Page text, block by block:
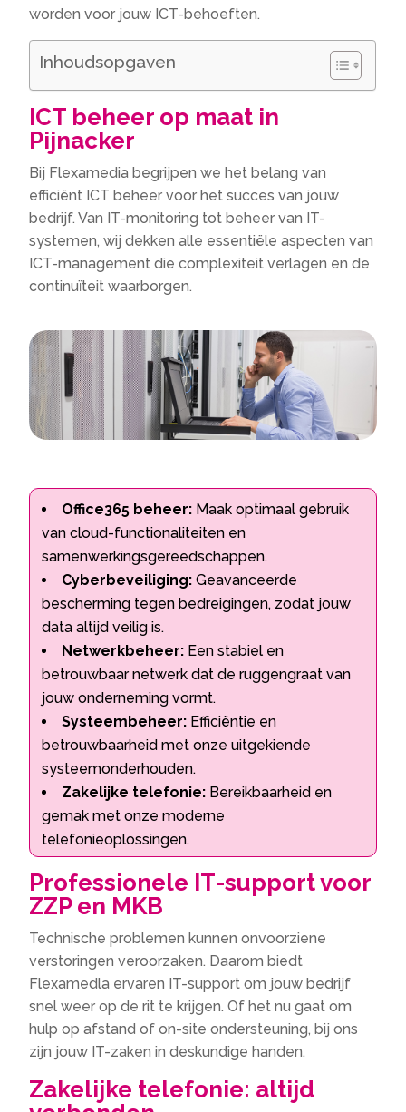
worden voor jouw ICT-behoeften.
Inhoudsopgaven
ICT beheer op maat in
Pijnacker
Bij Flexamedia begrijpen we het belang van
efficiënt ICT beheer voor het succes van jouw
bedrijf. Van IT-monitoring tot beheer van IT-
systemen, wij dekken alle essentiële aspecten van
ICT-management die complexiteit verlagen en de
continuïteit waarborgen.
Office365 beheer: Maak optimaal gebruik
van cloud-functionaliteiten en
samenwerkingsgereedschappen.
Cyberbeveiliging: Geavanceerde
bescherming tegen bedreigingen, zodat jouw
data altijd veilig is.
Netwerkbeheer: Een stabiel en
betrouwbaar netwerk dat de ruggengraat van
jouw onderneming vormt.
Systeembeheer: Efficiëntie en
betrouwbaarheid met onze uitgekiende
systeemonderhouden.
Zakelijke telefonie: Bereikbaarheid en
gemak met onze moderne
telefonieoplossingen.
Professionele IT-support voor
ZZP en MKB
Technische problemen kunnen onvoorziene
verstoringen veroorzaken. Daarom biedt
Flexamedla ervaren IT-support om jouw bedrijf
snel weer op de rit te krijgen. Of het nu gaat om
hulp op afstand of on-site ondersteuning, bij ons
zijn jouw IT-zaken in deskundige handen.
Zakelijke telefonie: altijd